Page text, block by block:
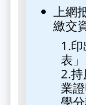
上網
繳交
1.
表」
2.
業